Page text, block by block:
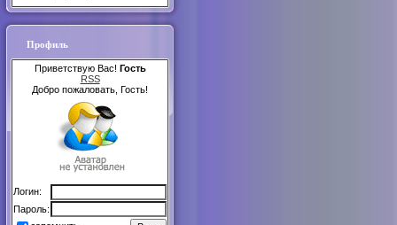
Профиль
Приветствую Вас! Гость
RSS
Добро пожаловать, Гость!
Логин:
Пароль: